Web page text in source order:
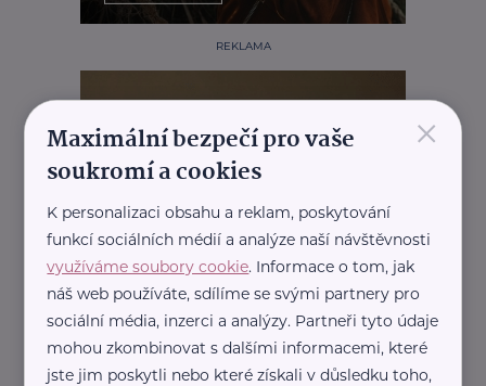
REKLAMA
×
Maximální bezpečí pro vaše
soukromí a cookies
K personalizaci obsahu a reklam, poskytování
funkcí sociálních médií a analýze naší návštěvnosti
využíváme soubory cookie. Informace o tom, jak
náš web používáte, sdílíme se svými partnery pro
sociální média, inzerci a analýzy. Partneři tyto údaje
mohou zkombinovat s dalšími informacemi, které
jste jim poskytli nebo které získali v důsledku toho,